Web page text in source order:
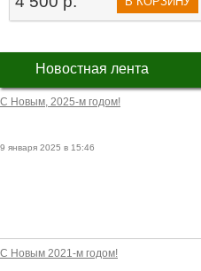
Новостная лента
С Новым, 2025-м годом!
9 января 2025 в 15:46
С Новым 2021-м годом!